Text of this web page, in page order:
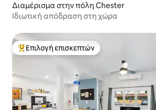
Διαμέρισμα στην πόλη Chester
Ιδιωτική απόδραση στη χώρα
Κορυφαία επιλογή επισκεπτών
Επιλογή επισκεπτών